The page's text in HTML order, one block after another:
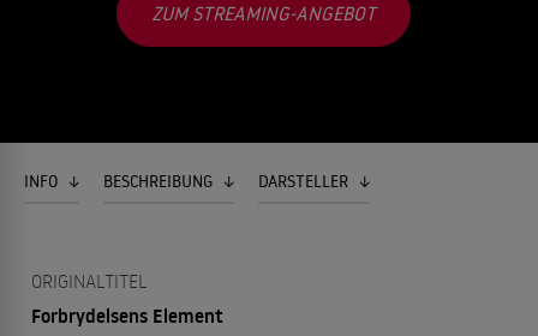
ZUM STREAMING-ANGEBOT
INFO BESCHREIBUNG DARSTELLER
ORIGINALTITEL
Forbrydelsens Element